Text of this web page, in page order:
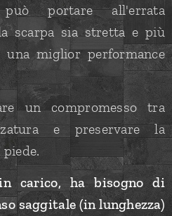
portare all'errata
scarpa sia stretta e più
una miglior performance
un compromesso tra
e preservare la
carico, ha bisogno di
saggitale (in lunghezza)